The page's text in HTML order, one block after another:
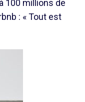
100 millions de
: « Tout est